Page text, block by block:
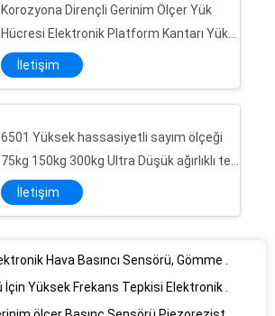
Korozyona Dirençli Gerinim Ölçer Yük
Hücresi Elektronik Platform Kantarı Yük
Elemanı
İletişim
6501 Yüksek hassasiyetli sayım ölçeği
75kg 150kg 300kg Ultra Düşük ağırlıklı tek
nokta yük hücresi
İletişim